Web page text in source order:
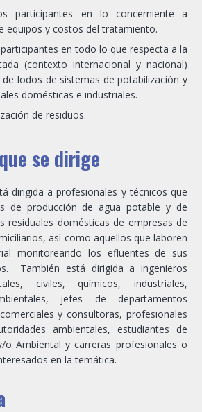
participantes en lo concerniente a
equipos y costos del tratamiento.
en todo lo que respecta a la
(contexto internacional y nacional)
lodos de sistemas de potabilización y
domésticas e industriales.
de residuos.
se dirige
dirigida a profesionales y técnicos que
de producción de agua potable y de
residuales domésticas de empresas de
así como aquellos que laboren
monitoreando los efluentes de sus
También está dirigida a ingenieros
civiles, químicos, industriales,
jefes de departamentos
y consultoras, profesionales
ambientales, estudiantes de
o Ambiental y carreras profesionales o
en la temática.